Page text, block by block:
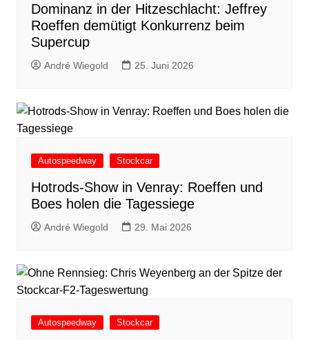
Dominanz in der Hitzeschlacht: Jeffrey
Roeffen demütigt Konkurrenz beim
Supercup
André Wiegold 25. Juni 2026
Autospeedway Stockcar
Hotrods-Show in Venray: Roeffen und
Boes holen die Tagessiege
André Wiegold 29. Mai 2026
Autospeedway Stockcar